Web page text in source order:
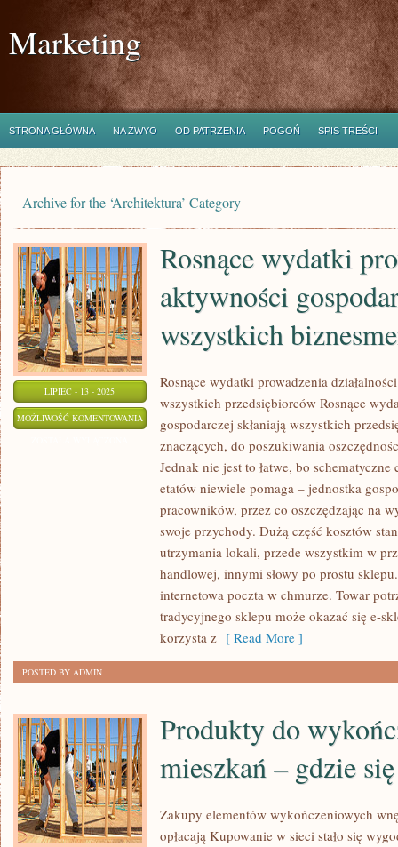
Marketing
STRONA GŁÓWNA NA ŻWYO OD PATRZENIA POGOŃ SPIS TREŚCI
Archive for the ‘Architektura’ Category
LIPIEC - 13 - 2025
MOŻLIWOŚĆ KOMENTOWANIA
PROWADZENIA
AKTYWNOŚCI
GOSPODARCZEJ
SKŁANIAJĄ
WSZYSTKICH
BIZNESMENÓW
Rosnące wydatki
aktywności
wszystkich
Rosnące wydatki prowadzenia
wszystkich przedsiębiorców Rosnące
gospodarczej skłaniają wszystkich
znaczących, do poszukiwania
Jednak nie jest to łatwe, bo
etatów niewiele pomaga – jednostka
pracowników, przez co oszczędzając na
swoje przychody. Dużą część kosztów
utrzymania lokali, przede wszystkim w
handlowej, innymi słowy po prostu
internetowa poczta w chmurze. Towar
tradycyjnego sklepu może okazać się e-
korzysta z [ Read More ]
POSTED BY ADMIN
Produkty do
mieszkań – gdzie
Zakupy elementów wykończeniowych
opłacają Kupowanie w sieci stało się